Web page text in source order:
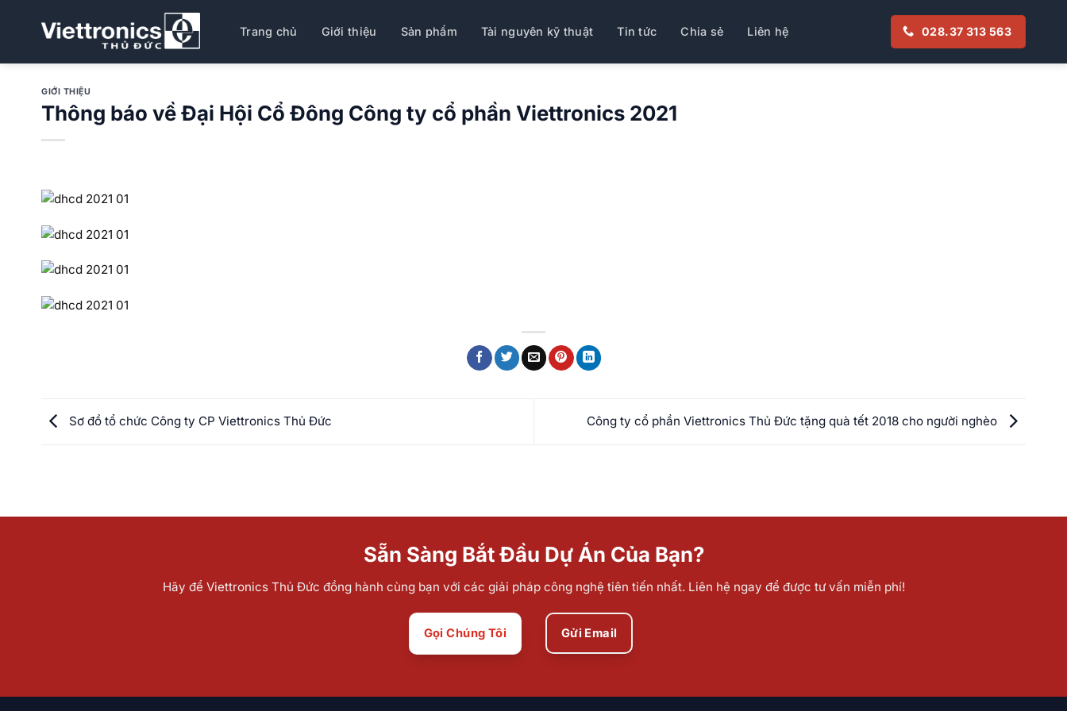
dung
Trang chủ Giới thiệu Sản phẩm Tài nguyên kỹ thuật Tin tức Chia sẻ Liên hệ 028.37 313 563
GIỚI THIỆU
Thông báo về Đại Hội Cổ Đông Công ty cổ phần Viettronics 2021
Sơ đồ tổ chức Công ty CP Viettronics Thủ Đức Công ty cổ phần Viettronics Thủ Đức tặng quà tết 2018 cho người nghèo
Sẵn Sàng Bắt Đầu Dự Án Của Bạn?
Hãy để Viettronics Thủ Đức đồng hành cùng bạn với các giải pháp công nghệ tiên tiến nhất. Liên hệ ngay để được tư vấn miễn phí!
Gọi Chúng Tôi Gửi Email